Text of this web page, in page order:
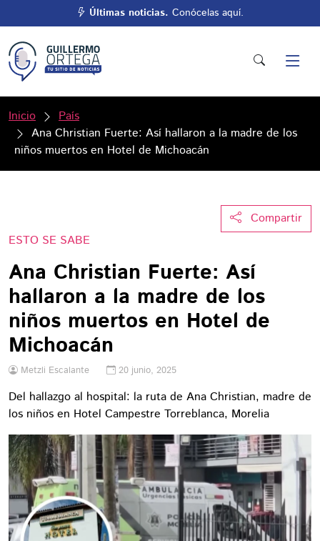
Últimas noticias. Conócelas aquí.
Inicio
País
Ana Christian Fuerte: Así hallaron a la madre de los
niños muertos en Hotel de Michoacán
Compartir
ESTO SE SABE
Ana Christian Fuerte: Así
hallaron a la madre de los
niños muertos en Hotel de
Michoacán
Metzli Escalante 20 junio, 2025
Del hallazgo al hospital: la ruta de Ana Christian, madre de
los niños en Hotel Campestre Torreblanca, Morelia